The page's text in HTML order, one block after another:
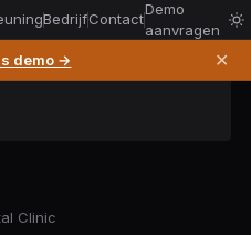
BedrijfContact
Demo
aanvragen
demo → ✕
Clinic